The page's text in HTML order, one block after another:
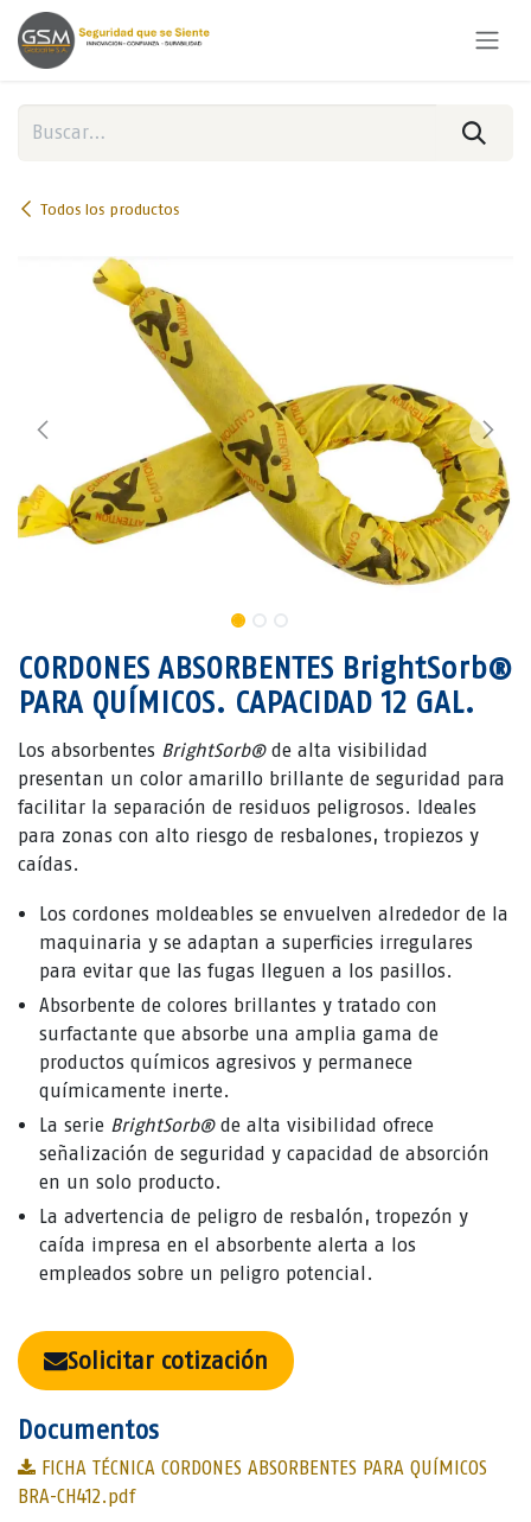
Ir al contenido
Todos los productos
CORDONES ABSORBENTES BrightSorb®
PARA QUÍMICOS. CAPACIDAD 12 GAL.
Los absorbentes BrightSorb®de alta visibilidad
presentan un color amarillo brillante de seguridad para
facilitar la separación de residuos peligrosos. Ideales
para zonas con alto riesgo de resbalones, tropiezos y
caídas.
Los cordones moldeables se envuelven alrededor de la
maquinaria y se adaptan a superficies irregulares
para evitar que las fugas lleguen a los pasillos.
Absorbente de colores brillantes y tratado con
surfactante que absorbe una amplia gama de
productos químicos agresivos y permanece
químicamente inerte.
La serie BrightSorb®de alta visibilidad ofrece
señalización de seguridad y capacidad de absorción
en un solo producto.
La advertencia de peligro de resbalón, tropezón y
caída impresa en el absorbente alerta a los
empleados sobre un peligro potencial.
Solicitar cotización
Documentos
FICHA TÉCNICA CORDONES ABSORBENTES PARA QUÍMICOS
BRA-CH412.pdf